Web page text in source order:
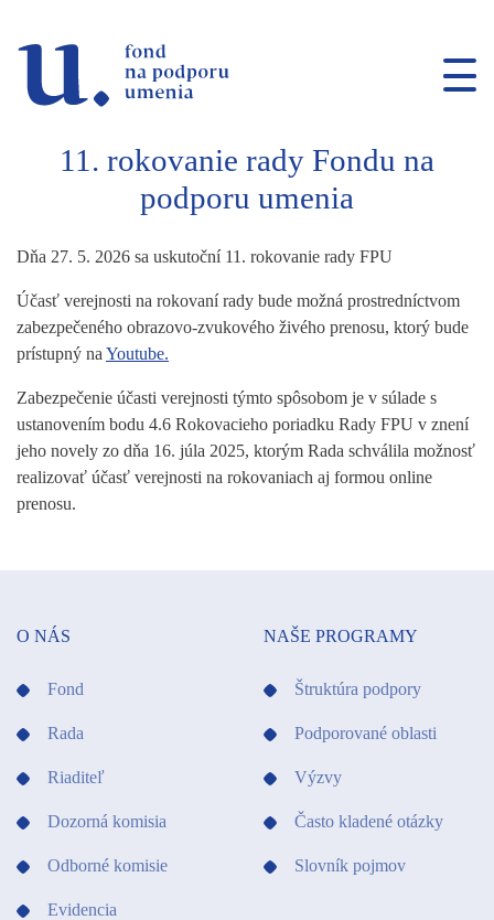
11. rokovanie rady Fondu na
podporu umenia
Dňa 27. 5. 2026 sa uskutoční 11. rokovanie rady FPU
Účasť verejnosti na rokovaní rady bude možná prostredníctvom
zabezpečeného obrazovo-zvukového živého prenosu, ktorý bude
prístupný na Youtube.
Zabezpečenie účasti verejnosti týmto spôsobom je v súlade s
ustanovením bodu 4.6 Rokovacieho poriadku Rady FPU v znení
jeho novely zo dňa 16. júla 2025, ktorým Rada schválila možnosť
realizovať účasť verejnosti na rokovaniach aj formou online
prenosu.
O NÁS
Fond
Rada
Riaditeľ
Dozorná komisia
Odborné komisie
Evidencia
NAŠE PROGRAMY
Štruktúra podpory
Podporované oblasti
Výzvy
Často kladené otázky
Slovník pojmov